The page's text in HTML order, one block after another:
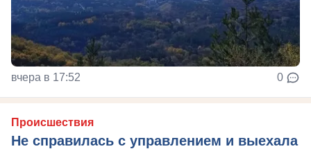
вчера в 17:52 0
Происшествия
Не справилась с управлением и выехала